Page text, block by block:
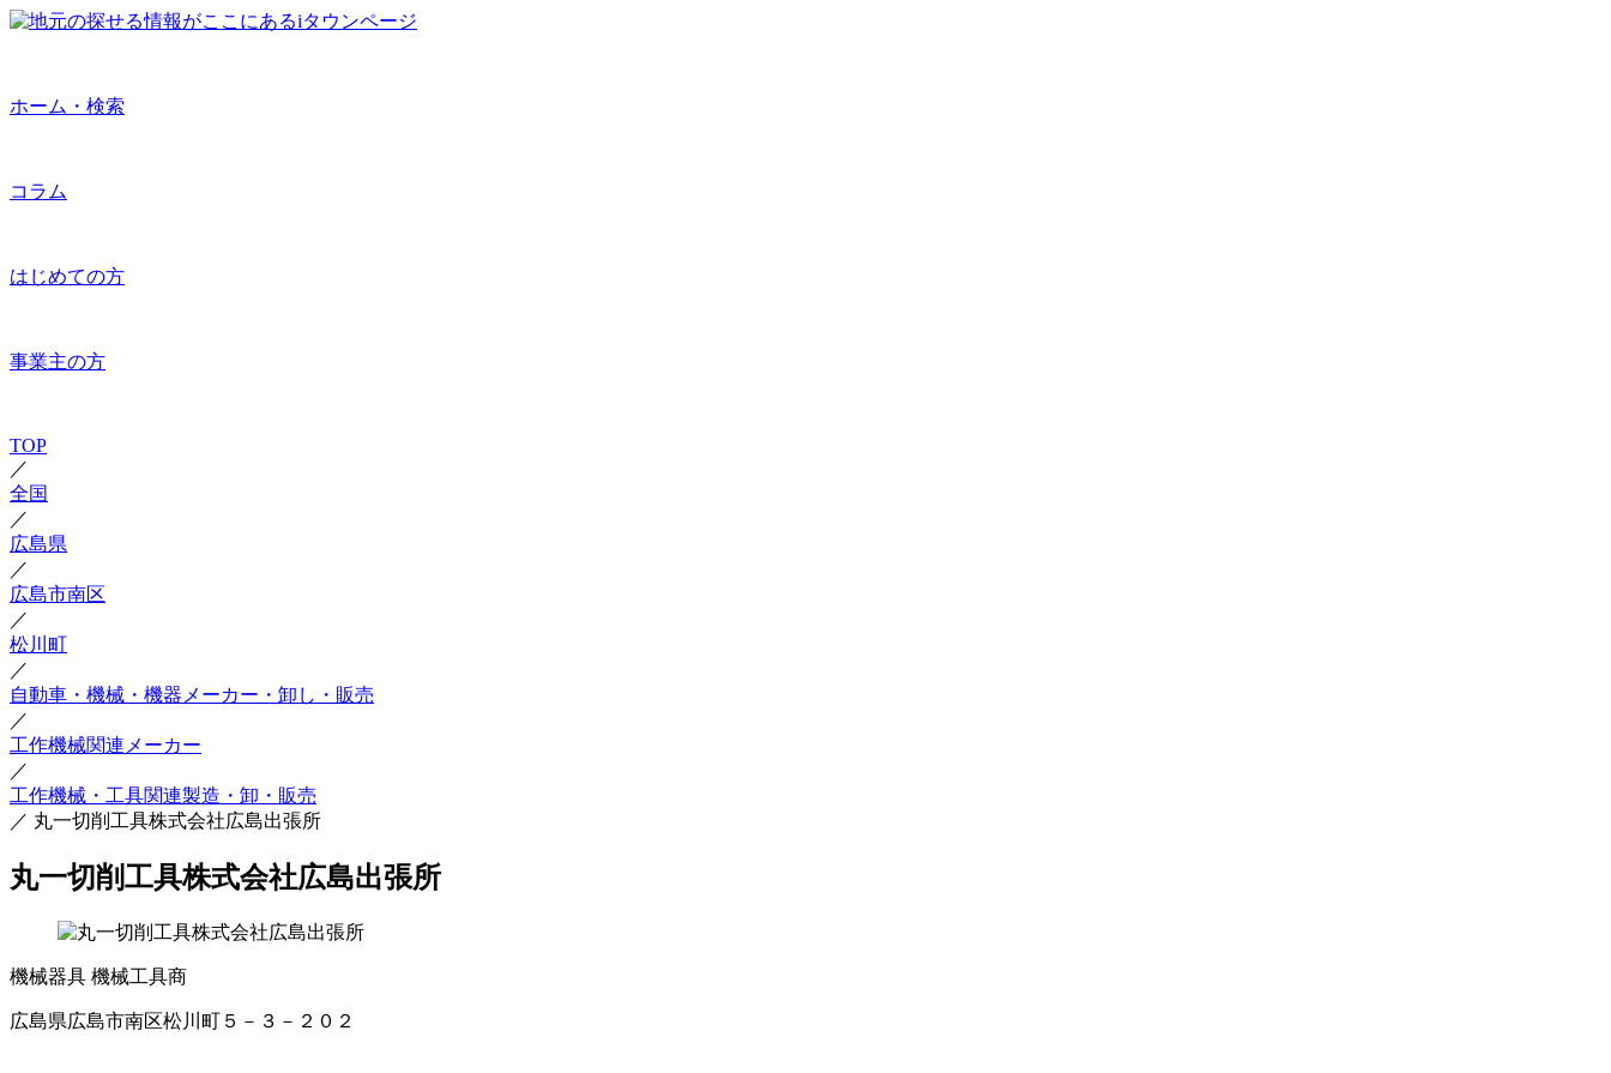
ホーム・検索
コラム
はじめての方
事業主の方
TOP
／
全国
／
広島県
／
広島市南区
／
松川町
／
自動車・機械・機器メーカー・卸し・販売
／
工作機械関連メーカー
／
工作機械・工具関連製造・卸・販売
／ 丸一切削工具株式会社広島出張所
丸一切削工具株式会社広島出張所
機械器具 機械工具商
広島県広島市南区松川町５－３－２０２